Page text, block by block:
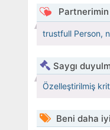
Partnerimin
trustfull Person,
Saygı
Özelleştirilmiş
Beni daha